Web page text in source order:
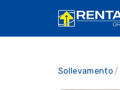
Sollevamento